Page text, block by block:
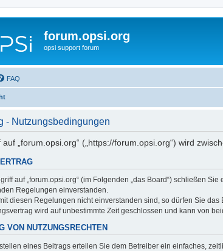
forum.opsi.org
opsi support forum
FAQ
- Nutzungsbedingungen
„forum.opsi.org“ („https://forum.opsi.org“) wird
auf „forum.opsi.org“ (im Folgenden „das Board“) schließen
Regelungen einverstanden.
diesen Regelungen nicht einverstanden sind, so dürfen Sie
wird auf unbestimmte Zeit geschlossen und kann von
VON NUTZUNGSRECHTEN
eines Beitrags erteilen Sie dem Betreiber ein einfaches,